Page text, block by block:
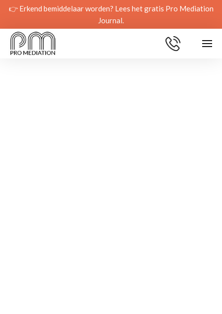
👉 Erkend bemiddelaar worden? Lees het gratis Pro Mediation
Journal.